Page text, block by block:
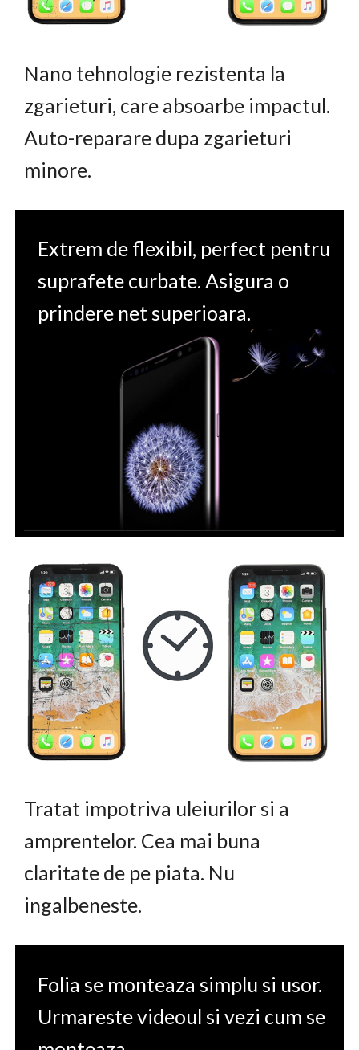
Nano tehnologie rezistenta la
zgarieturi, care absoarbe impactul.
Auto-reparare dupa zgarieturi
minore.
Extrem de flexibil, perfect pentru
suprafete curbate. Asigura o
prindere net superioara.
Tratat impotriva uleiurilor si a
amprentelor. Cea mai buna
claritate de pe piata. Nu
ingalbeneste.
Folia se monteaza simplu si usor.
Urmareste videoul si vezi cum se